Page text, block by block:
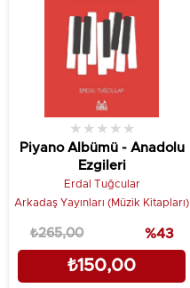
Piyano Albümü - Anadolu
Ezgileri
★ ★ ★ ★ ★
Erdal Tuğcular
Arkadaş Yayınları (Müzik Kitapları)
₺150,00
₺265,00 %43